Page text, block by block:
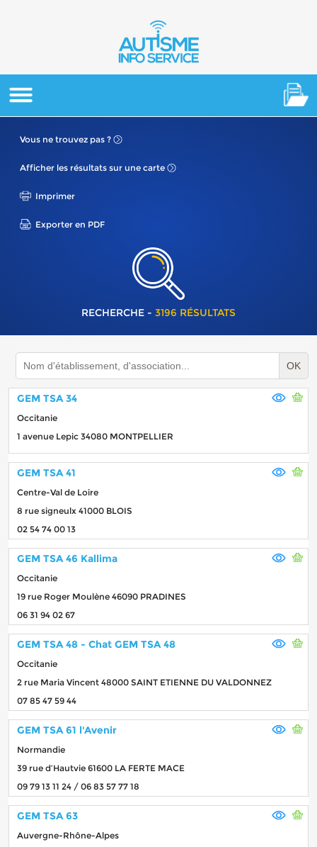
Vous ne trouvez pas ?
Afficher les résultats sur une carte
Imprimer
Exporter en PDF
RECHERCHE - 3196 RÉSULTATS
OK
GEM TSA 34
Occitanie
1 avenue Lepic 34080 MONTPELLIER
GEM TSA 41
Centre-Val de Loire
8 rue signeulx 41000 BLOIS
02 54 74 00 13
GEM TSA 46 Kallima
Occitanie
19 rue Roger Moulène 46090 PRADINES
06 31 94 02 67
GEM TSA 48 - Chat GEM TSA 48
Occitanie
2 rue Maria Vincent 48000 SAINT ETIENNE DU VALDONNEZ
07 85 47 59 44
GEM TSA 61 l'Avenir
Normandie
39 rue d’Hautvie 61600 LA FERTE MACE
09 79 13 11 24 / 06 83 57 77 18
GEM TSA 63
Auvergne-Rhône-Alpes